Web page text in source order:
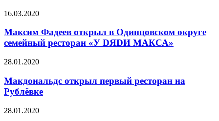
16.03.2020
Максим Фадеев открыл в Одинцовском округе
семейный ресторан «У DЯDИ МАКСА»
28.01.2020
Макдональдс открыл первый ресторан на
Рублёвке
28.01.2020